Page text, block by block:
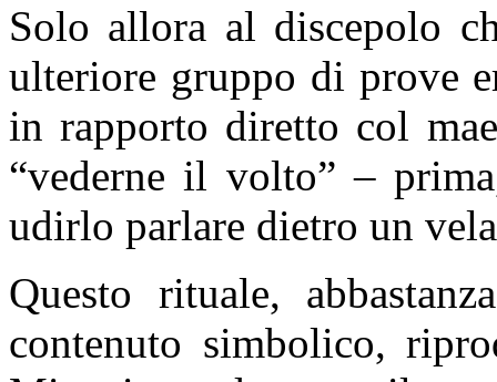
Solo allora al discepolo
ulteriore gruppo di prove
in rapporto diretto col
“vederne il volto” –
udirlo parlare dietro un
Questo rituale,
contenuto simbolico,